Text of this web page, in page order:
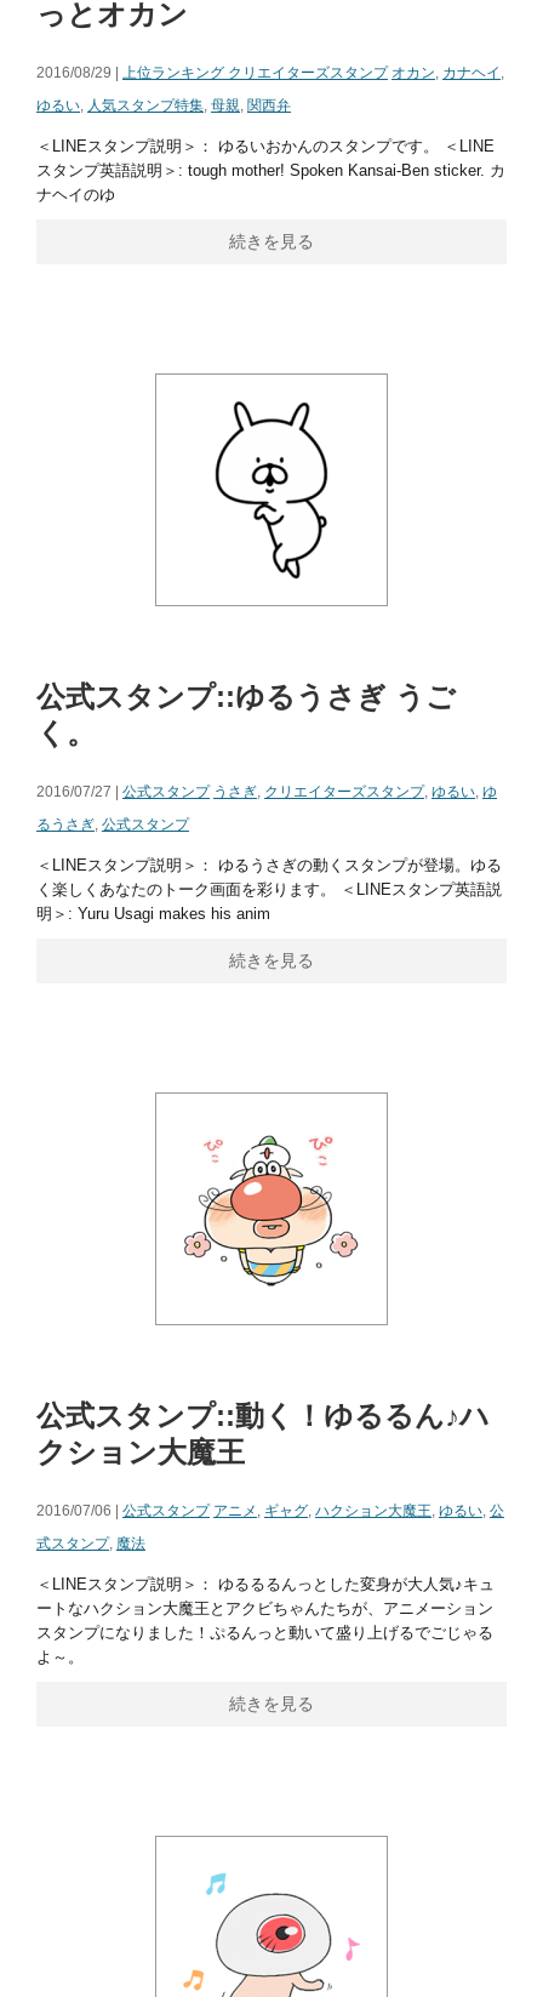
っとオカン
2016/08/29 | 上位ランキング クリエイターズスタンプ オカン, カナヘイ ,
ゆるい, 人気スタンプ特集, 母親, 関西弁
＜LINEスタンプ説明＞： ゆるいおかんのスタンプです。 ＜LINE
スタンプ英語説明＞: tough mother! Spoken Kansai-Ben sticker. カ
ナヘイのゆ
続きを見る
公式スタンプ::ゆるうさぎ うご
く。
2016/07/27 | 公式スタンプ うさぎ, クリエイターズスタンプ, ゆるい, ゆ
るうさぎ, 公式スタンプ
＜LINEスタンプ説明＞： ゆるうさぎの動くスタンプが登場。ゆる
く楽しくあなたのトーク画面を彩ります。 ＜LINEスタンプ英語説
明＞: Yuru Usagi makes his anim
続きを見る
公式スタンプ::動く！ゆるるん♪ハ
クション大魔王
2016/07/06 | 公式スタンプ アニメ , ギャグ, ハクション大魔王, ゆるい, 公
式スタンプ, 魔法
＜LINEスタンプ説明＞： ゆるるるんっとした変身が大人気♪キュ
ートなハクション大魔王とアクビちゃんたちが、アニメーション
スタンプになりました！ぷるんっと動いて盛り上げるでごじゃる
よ～。
続きを見る